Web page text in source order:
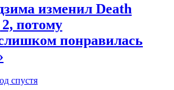
изменил Death
потому
понравилась
спустя